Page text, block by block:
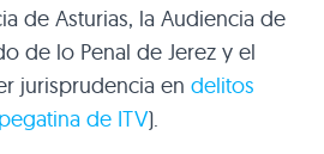
de Asturias, la Audiencia de
de lo Penal de Jerez y el
jurisprudencia en delitos
de ITV).